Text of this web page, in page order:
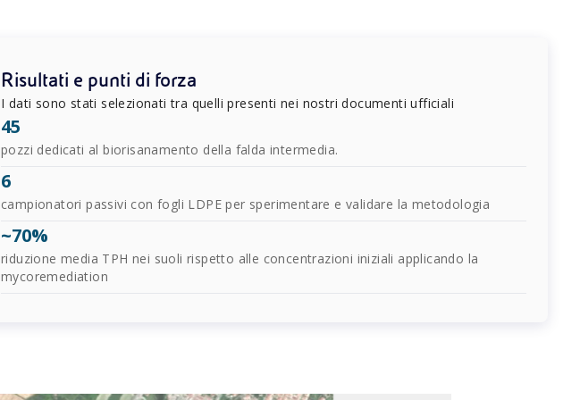
Risultati e punti di forza
I dati sono stati selezionati tra quelli presenti nei nostri documenti ufficiali
45
pozzi dedicati al biorisanamento della falda intermedia.
6
campionatori passivi con fogli LDPE per sperimentare e validare la metodologia
~70%
riduzione media TPH nei suoli rispetto alle concentrazioni iniziali applicando la
mycoremediation